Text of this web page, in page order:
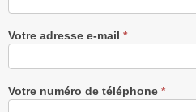
Votre adresse e-mail *
Votre numéro de téléphone *